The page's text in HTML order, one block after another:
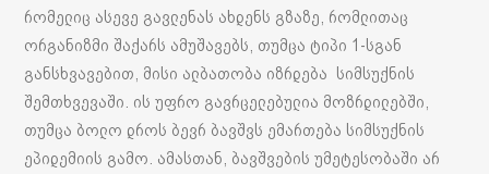
რომელიც ასევე გავლენას ახდენს გზაზე, რომლითაც
ორგანიზმი შაქარს ამუშავებს, თუმცა ტიპი 1-სგან
განსხვავებით, მისი ალბათობა იზრდება სიმსუქნის
შემთხვევაში. ის უფრო გავრცელებულია მოზრდილებში,
თუმცა ბოლო დროს ბევრ ბავშვს ემართება სიმსუქნის
ეპიდემიის გამო. ამასთან, ბავშვების უმეტესობაში არ